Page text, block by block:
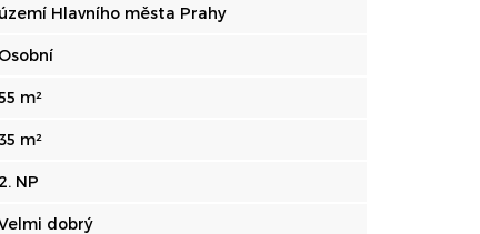
území Hlavního města Prahy
Osobní
m²
m²
2. NP
dobrý